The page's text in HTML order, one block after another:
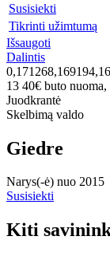
Susisiekti
Tikrinti užimtumą
Išsaugoti
Dalintis
13 40€ buto
Juodkrantė
Skelbimą valdo
Giedre
Narys(-ė) nuo 2015
Susisiekti
Kiti